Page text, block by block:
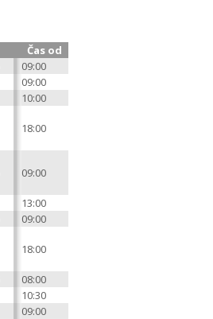
Čas od
09:00
09:00
10:00
18:00
09:00
13:00
09:00
18:00
08:00
10:30
09:00